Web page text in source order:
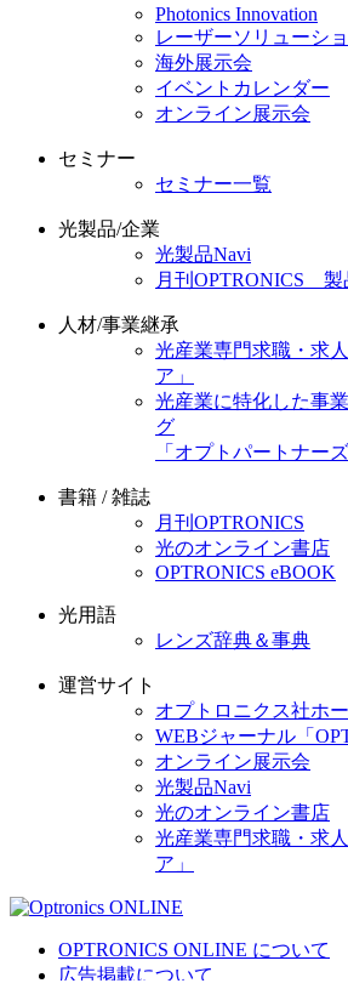
Photonics Innovation
レーザーソリューシ
海外展示会
イベントカレンダー
オンライン展示会
セミナー
セミナー一覧
光製品/企業
光製品Navi
月刊OPTRONICS 製
人材/事業継承
光産業専門求職・求
ア」
光産業に特化した事
グ
「オプトパートナーズ
書籍 / 雑誌
月刊OPTRONICS
光のオンライン書店
OPTRONICS eBOOK
光用語
レンズ辞典＆事典
運営サイト
オプトロニクス社ホ
WEBジャーナル「
オンライン展示会
光製品Navi
光のオンライン書店
光産業専門求職・求
ア」
OPTRONICS ONLINE について
広告掲載について